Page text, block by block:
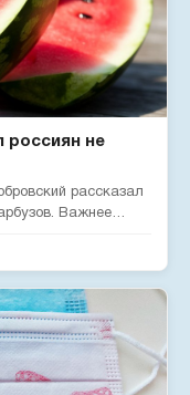
россиян не
рассказал
Важнее